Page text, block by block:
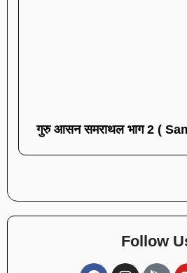
गुरु आसन समराथल भाग 2 (
Follow